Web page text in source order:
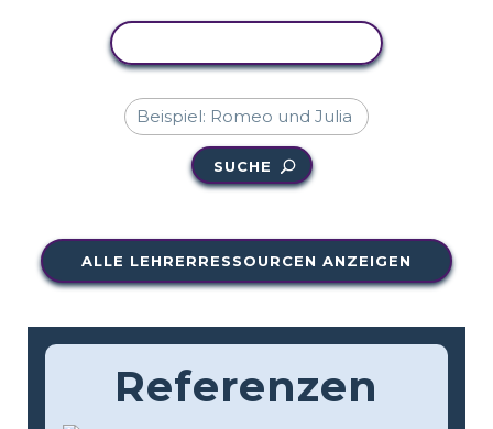
SUCHE
ALLE LEHRERRESSOURCEN ANZEIGEN
Referenzen